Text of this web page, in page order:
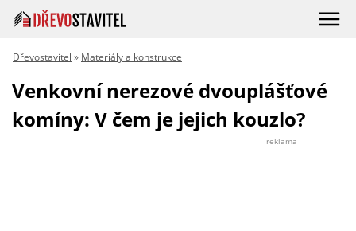
Dřevostavitel » Materiály a konstrukce
Venkovní nerezové dvouplášťové
komíny: V čem je jejich kouzlo?
reklama